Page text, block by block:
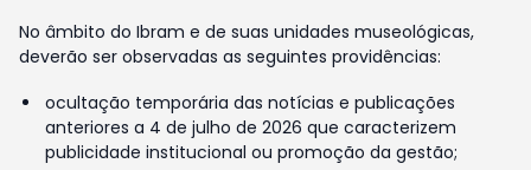
No âmbito do Ibram e de suas unidades museológicas,
deverão ser observadas as seguintes providências:
ocultação temporária das notícias e publicações
anteriores a 4 de julho de 2026 que caracterizem
publicidade institucional ou promoção da gestão;